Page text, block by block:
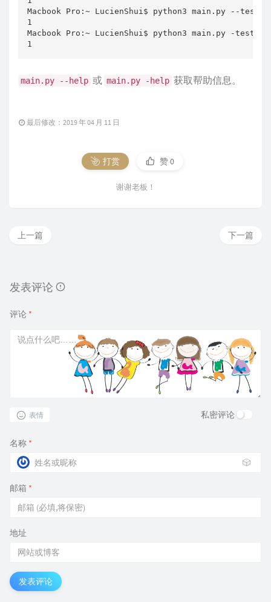
Macbook Pro:~ LucienShui$ python3 main.py --test=1
1
Macbook Pro:~ LucienShui$ python3 main.py -test=1
1
main.py --help 或 main.py -help 获取帮助信息。
最后修改：2019 年 04 月 11 日
打赏 赞0
谢谢老板！
下一篇
上一篇
发表评论
评论 *
表情 私密评论
名称 *
🎲
邮箱 *
地址
发表评论